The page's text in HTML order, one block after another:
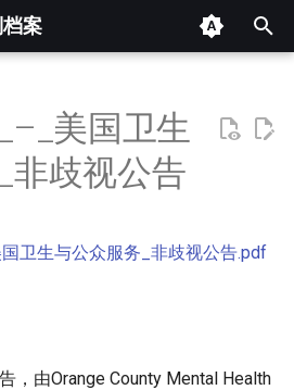
案
美国卫生
非歧视公告
卫生与公众服务_非歧视公告.pdf
，由Orange County Mental Health